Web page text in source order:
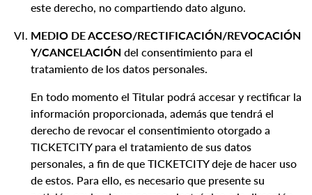
este derecho, no compartiendo dato alguno.
MEDIO DE ACCESO/RECTIFICACIÓN/REVOCACIÓN
Y/CANCELACIÓN del consentimiento para el
tratamiento de los datos personales.
En todo momento el Titular podrá accesar y rectificar la
información proporcionada, además que tendrá el
derecho de revocar el consentimiento otorgado a
TICKETCITY para el tratamiento de sus datos
personales, a fin de que TICKETCITY deje de hacer uso
de estos. Para ello, es necesario que presente su